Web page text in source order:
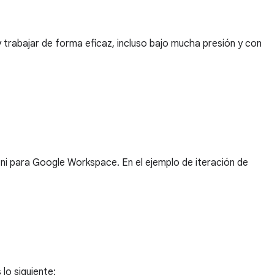
de forma eficaz, incluso bajo mucha presión y con
para Google Workspace. En el ejemplo de iteración de
lo siguiente: